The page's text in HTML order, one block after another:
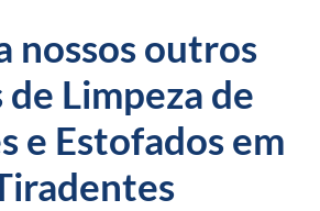
nossos outros
Limpeza de
e Estofados em